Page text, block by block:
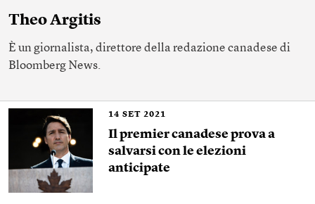
Theo Argitis
È un giornalista, direttore della redazione canadese di
Bloomberg News.
14 SET 2021
Il premier canadese prova a
salvarsi con le elezioni
anticipate